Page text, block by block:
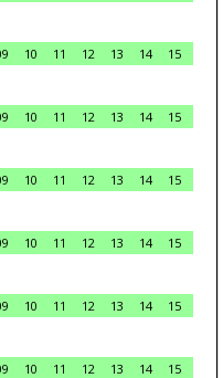
10 11 12 13 14
15
10 11 12 13 14
15
10 11 12 13 14
15
10 11 12 13 14
15
10 11 12 13 14
15
10 11 12 13 14
15